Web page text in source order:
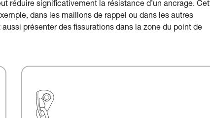
réduire significativement la résistance d’un ancrage.
dans les maillons de rappel ou dans les autres
présenter des fissurations dans la zone du point de